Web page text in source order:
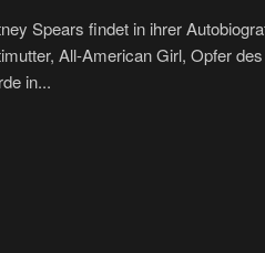
Spears findet in ihrer
All-American Girl, Opfer
in...